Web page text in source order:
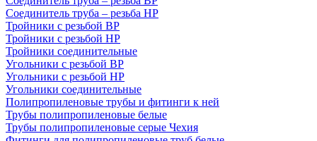
Соединитель труба – резьба НР
Тройники с резьбой ВР
Тройники с резьбой НР
Тройники соединительные
Угольники с резьбой ВР
Угольники с резьбой НР
Угольники соединительные
Полипропиленовые трубы и фитинги к ней
Трубы полипропиленовые белые
Трубы полипропиленовые серые Чехия